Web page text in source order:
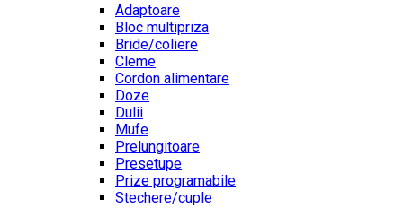
Adaptoare
Bloc multipriza
Bride/coliere
Cleme
Cordon alimentare
Doze
Dulii
Mufe
Prelungitoare
Presetupe
Prize programabile
Stechere/cuple